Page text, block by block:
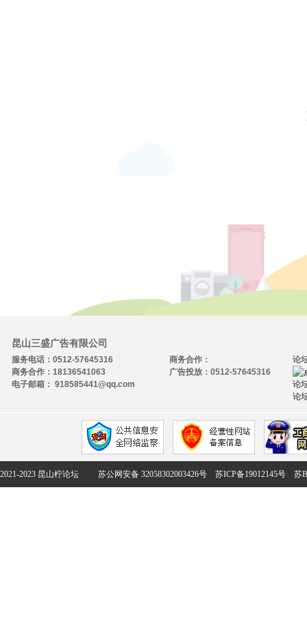
昆山三盛广告有限公司
服务电话：0512-57645316
商务合作：18136541063
电子邮箱： 918585441@qq.com
论
论
论
商务合作：
广告投放：0512-57645316
2021-2023 昆山柠论坛 苏公网安备 32058302003426号 苏ICP备19012145号 苏